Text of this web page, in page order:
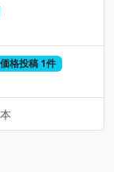
価格投稿 1件